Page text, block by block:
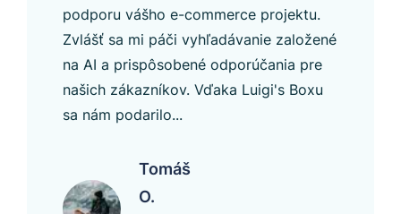
podporu vášho e-commerce projektu.
Zvlášť sa mi páči vyhľadávanie založené
na AI a prispôsobené odporúčania pre
našich zákazníkov. Vďaka Luigi's Boxu
sa nám podarilo...
Tomáš
O.